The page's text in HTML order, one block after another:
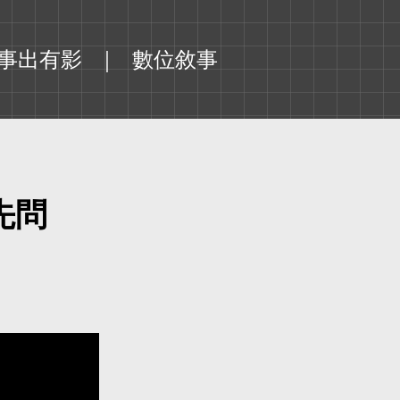
出有影 數位敘事
問